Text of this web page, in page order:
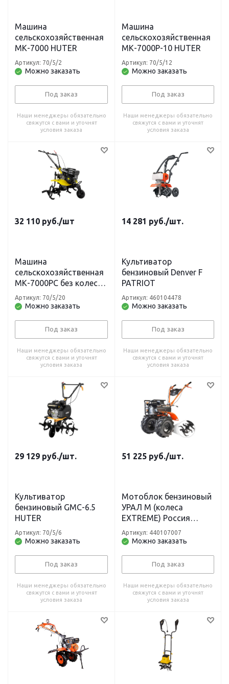
Машина
сельскохозяйственная
МК-7000 HUTER
Можно заказать
Артикул: 70/5/2
Под заказ
Наши менеджеры обязательно
свяжутся с вами и уточнят
условия заказа
Машина
сельскохозяйственная
МК-7000Р-10 HUTER
Можно заказать
Артикул: 70/5/12
Под заказ
Наши менеджеры обязательно
свяжутся с вами и уточнят
условия заказа
32 110 руб./шт
Машина
сельскохозяйственная
МК-7000PC без колес
HUTER
Можно заказать
Артикул: 70/5/20
Под заказ
Наши менеджеры обязательно
свяжутся с вами и уточнят
условия заказа
14 281 руб./шт.
Культиватор
бензиновый Denver F
PATRIOT
Можно заказать
Артикул: 460104478
Под заказ
Наши менеджеры обязательно
свяжутся с вами и уточнят
условия заказа
29 129 руб./шт.
Культиватор
бензиновый GMC-6.5
HUTER
Можно заказать
Артикул: 70/5/6
Под заказ
Наши менеджеры обязательно
свяжутся с вами и уточнят
условия заказа
51 225 руб./шт.
Мотоблок бензиновый
УРАЛ M (колеса
EXTREME) Россия
PATRIOT
Можно заказать
Артикул: 440107007
Под заказ
Наши менеджеры обязательно
свяжутся с вами и уточнят
условия заказа